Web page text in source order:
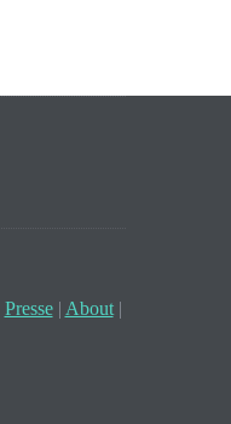
Presse| About|